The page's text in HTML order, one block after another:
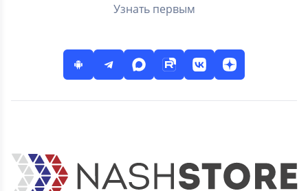
Узнать первым